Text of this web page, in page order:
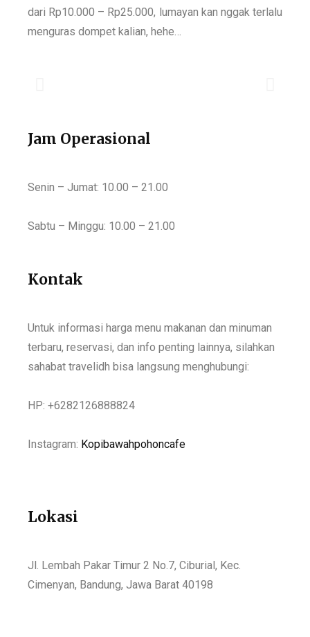
dari Rp10.000 – Rp25.000, lumayan kan nggak terlalu
menguras dompet kalian, hehe…
Jam Operasional
Senin – Jumat: 10.00 – 21.00
Sabtu – Minggu: 10.00 – 21.00
Kontak
Untuk informasi harga menu makanan dan minuman
terbaru, reservasi, dan info penting lainnya, silahkan
sahabat travelidh bisa langsung menghubungi:
HP: +6282126888824
Instagram: Kopibawahpohoncafe
Lokasi
Jl. Lembah Pakar Timur 2 No.7, Ciburial, Kec.
Cimenyan, Bandung, Jawa Barat 40198